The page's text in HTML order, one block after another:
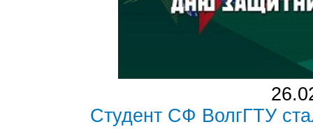
Студент СФ ВолгГТУ